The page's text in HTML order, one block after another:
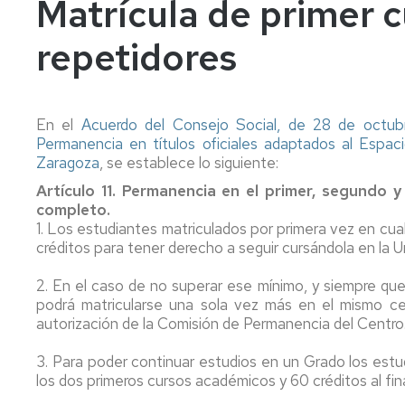
años
Mayores
45
Mayores
40
años
Admisión
a
grados
de
universidad
o
estudios
universitarios
Información
Matrícula
Reconocimiento
y
Transferencia
de
créditos
Movilidad
Internacional
Nacional
Legislación
Solicitudes
formularios
Información
académica
Matrícula
Internacional
Permanencia
Reconocimiento
y
Transferencia
de
créditos
Legislación
Solicitudes
formularios
Matrícula de primer
repetidores
En el Acuerdo del Consejo Social, de 28 de
Permanencia en títulos oficiales adaptados al
Zaragoza, se establece lo siguiente:
Artículo 11. Permanencia en el primer,
completo.
1. Los estudiantes matriculados por primera vez en
créditos para tener derecho a seguir cursándola en la
2. En el caso de no superar ese mínimo, y siempre
podrá matricularse una sola vez más en el mismo
autorización de la Comisión de Permanencia del Centro.
3. Para poder continuar estudios en un Grado los
los dos primeros cursos académicos y 60 créditos al